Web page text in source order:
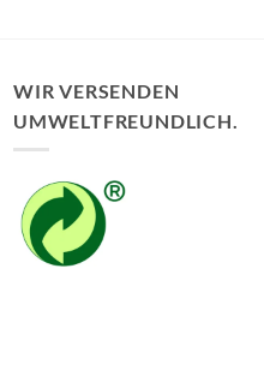
WIR VERSENDEN
UMWELTFREUNDLICH.